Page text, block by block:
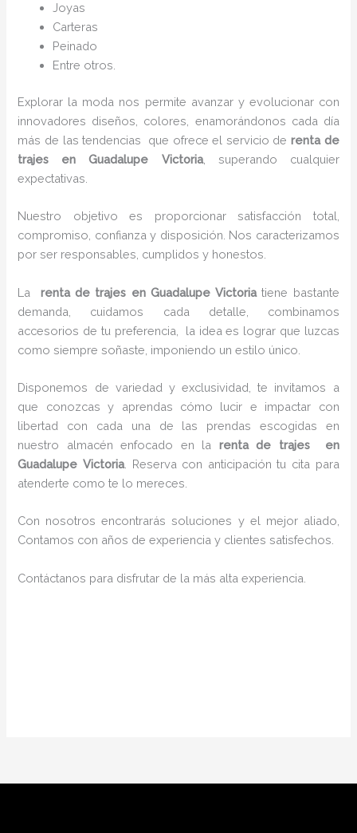
Joyas
Carteras
Peinado
Entre otros.
Explorar la moda nos permite avanzar y evolucionar con
innovadores diseños, colores, enamorándonos cada día
más de las tendencias que ofrece el servicio de renta de
trajes en Guadalupe Victoria, superando cualquier
expectativas.
Nuestro objetivo es proporcionar satisfacción total,
compromiso, confianza y disposición. Nos caracterizamos
por ser responsables, cumplidos y honestos.
La renta de trajes en Guadalupe Victoriatiene bastante
demanda, cuidamos cada detalle, combinamos
accesorios de tu preferencia, la idea es lograr que luzcas
como siempre soñaste, imponiendo un estilo único.
Disponemos de variedad y exclusividad, te invitamos a
que conozcas y aprendas cómo lucir e impactar con
libertad con cada una de las prendas escogidas en
nuestro almacén enfocado en la renta de trajes en
Guadalupe Victoria. Reserva con anticipación tu cita para
atenderte como te lo mereces.
Con nosotros encontrarás soluciones y el mejor aliado,
Contamos con años de experiencia y clientes satisfechos.
Contáctanos para disfrutar de la más alta experiencia.